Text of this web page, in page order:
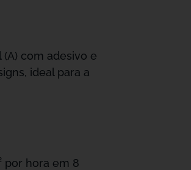
(A) com adesivo e
ideal para a
por hora em 8